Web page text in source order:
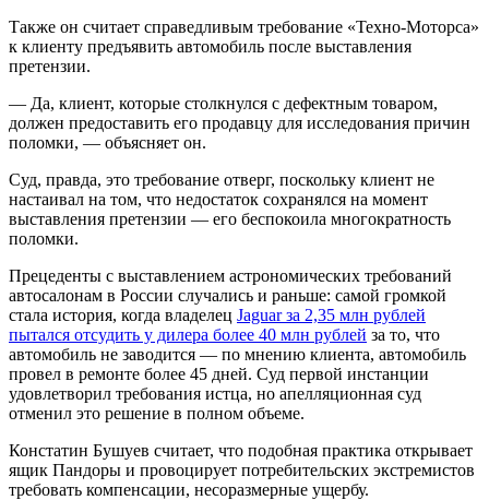
Также он считает справедливым требование «Техно-Моторса»
к клиенту предъявить автомобиль после выставления
претензии.
— Да, клиент, которые столкнулся с дефектным товаром,
должен предоставить его продавцу для исследования причин
поломки, — объясняет он.
Суд, правда, это требование отверг, поскольку клиент не
настаивал на том, что недостаток сохранялся на момент
выставления претензии — его беспокоила многократность
поломки.
Прецеденты с выставлением астрономических требований
автосалонам в России случались и раньше: самой громкой
стала история, когда владелец Jaguar за 2,35 млн рублей
пытался отсудить у дилера более 40 млн рублей за то, что
автомобиль не заводится — по мнению клиента, автомобиль
провел в ремонте более 45 дней. Суд первой инстанции
удовлетворил требования истца, но апелляционная суд
отменил это решение в полном объеме.
Констатин Бушуев считает, что подобная практика открывает
ящик Пандоры и провоцирует потребительских экстремистов
требовать компенсации, несоразмерные ущербу.